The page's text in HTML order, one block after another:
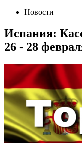
Новости
Испания:
26 - 28